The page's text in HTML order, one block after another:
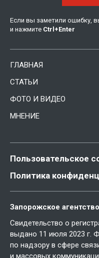
Если вы заметили ошибку,
и нажмите Ctrl +Enter
ГЛАВНАЯ
СТАТЬИ
ФОТО И ВИДЕО
МНЕНИЕ
Пользовательское
Политика
Запорожское
Свидетельство о
выдано 11 июля 2023 г.
по надзору в сфере
и массовых